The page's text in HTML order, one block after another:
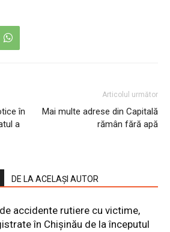
în
a
Articolul următor
Mai multe adrese din Capitală
rămân fără apă
DE LA ACELAȘI AUTOR
accidente rutiere cu victime,
în Chișinău de la începutul